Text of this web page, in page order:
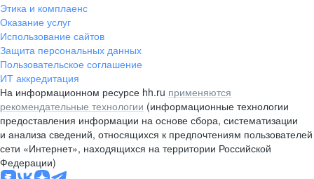
Этика и комплаенс
Оказание услуг
Использование сайтов
Защита персональных данных
Пользовательское соглашение
ИТ аккредитация
На информационном ресурсе hh.ru применяются
рекомендательные технологии (информационные технологии
предоставления информации на основе сбора, систематизации
и анализа сведений, относящихся к предпочтениям пользователей
сети «Интернет», находящихся на территории Российской
Федерации)